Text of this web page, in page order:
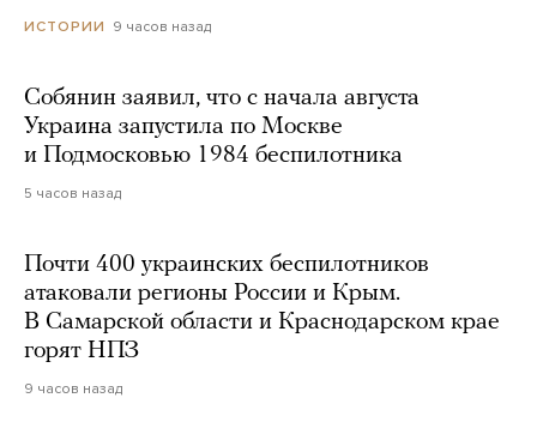
ИСТОРИИ 9 часов назад
Собянин заявил, что с начала августа
Украина запустила по Москве
и Подмосковью 1984 беспилотника
5 часов назад
Почти 400 украинских беспилотников
атаковали регионы России и Крым.
В Самарской области и Краснодарском крае
горят НПЗ
9 часов назад